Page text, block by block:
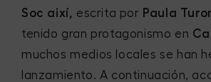
Soc així, escrita por Paula
tenido gran protagonismo en
muchos medios locales se han
lanzamiento. A continuación,